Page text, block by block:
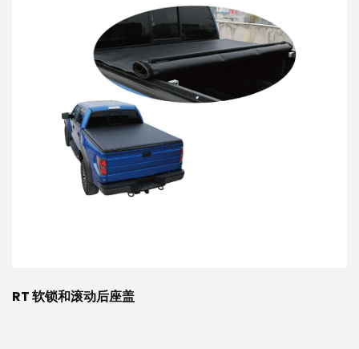
RT 软锁和滚动后座盖